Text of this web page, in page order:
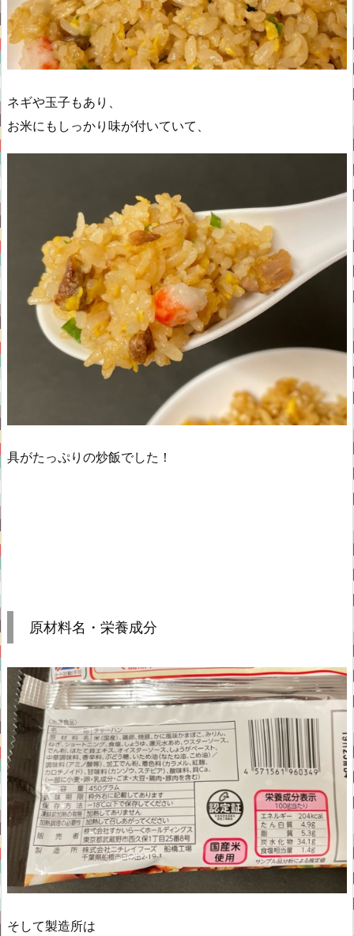
ネギや玉子もあり、
お米にもしっかり味が付いていて、
具がたっぷりの炒飯でした！
原材料名・栄養成分
そして製造所は